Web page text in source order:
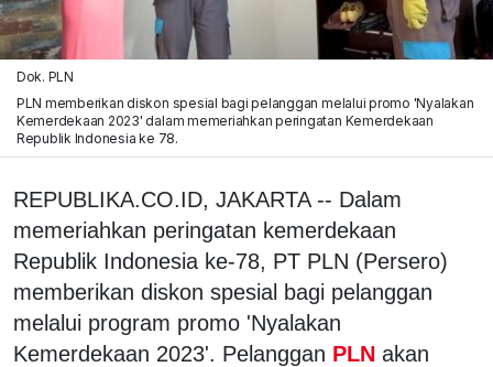
Dok. PLN
PLN memberikan diskon spesial bagi pelanggan melalui promo 'Nyalakan
Kemerdekaan 2023' dalam memeriahkan peringatan Kemerdekaan
Republik Indonesia ke 78.
REPUBLIKA.CO.ID, JAKARTA -- Dalam
memeriahkan peringatan kemerdekaan
Republik Indonesia ke-78, PT PLN (Persero)
memberikan diskon spesial bagi pelanggan
melalui program promo 'Nyalakan
Kemerdekaan 2023'. Pelanggan PLN akan